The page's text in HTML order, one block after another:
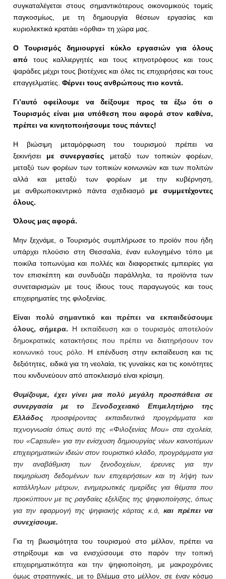
συγκαταλέγεται στους σημαντικότερους οικονομικούς τομείς
παγκοσμίως, με τη δημιουργία θέσεων εργασίας και
κυριολεκτικά κρατάει «όρθια» τη χώρα μας.
Ο Τουρισμός δημιουργεί κύκλο εργασιών για όλους
από τους καλλιεργητές και τους κτηνοτρόφους και τους
ψαράδες μέχρι τους βιοτέχνες και όλες τις επιχειρήσεις και τους
επαγγελματίες. Φέρνει τους ανθρώπους πιο κοντά.
Γι’αυτό οφείλουμε να δείξουμε προς τα έξω ότι ο
Τουρισμός είναι μια υπόθεση που αφορά στον καθένα,
πρέπει να κινητοποιήσουμε τους πάντες!
Η βιώσιμη μεταμόρφωση του τουρισμού πρέπει να
ξεκινήσει μεσυνεργασίες μεταξύ των τοπικών φορέων,
μεταξύ των φορέων των τοπικών κοινωνιών και των πολιτών
αλλά και μεταξύ των φορέων με την κυβέρνηση,
με ανθρωποκεντρικό πάντα σχεδιασμό με συμμετέχοντες
όλους.
Όλους μας αφορά.
Μην ξεχνάμε, ο Τουρισμός συμπλήρωσε το προϊόν που ήδη
υπάρχει πλούσιο στη Θεσσαλία, έναν ευλογημένο τόπο με
ποικίλα τοπωνύμια και πολλές και διαφορετικές εμπειρίες για
τον επισκέπτη και συνδυάζει παράλληλα, τα προϊόντα των
συνεταιρισμών με τους ίδιους τους παραγωγούς και τους
επιχειρηματίες της φιλοξενίας.
Είναι πολύ σημαντικό και πρέπει να εκπαιδεύσουμε
όλους, σήμερα. Η εκπαίδευση και ο τουρισμός αποτελούν
δημοκρατικές κατακτήσεις που πρέπει να διατηρήσουν τον
κοινωνικό τους ρόλο. Η επένδυση στην εκπαίδευση και τις
δεξιότητες, ειδικά για τη νεολαία, τις γυναίκες και τις κοινότητες
που κινδυνεύουν από αποκλεισμό είναι κρίσιμη.
Θυμίζουμε, έχει γίνει μια πολύ μεγάλη προσπάθεια σε
συνεργασία με το Ξενοδοχειακό Επιμελητήριο της
Ελλάδοςπροσφέροντας εκπαιδευτικά προγράμματα και
τεχνογνωσία όπως αυτό της «Φιλοξενίας Mou»στα σχολεία,
του «Capsule» για την ενίσχυση δημιουργίας νέων καινοτόμων
επιχειρηματικών ιδεών στον τουριστικό κλάδο, προγράμματα για
την αναβάθμιση των ξενοδοχείων,
έρευνες για την
τεκμηρίωση
δεδομένων των επιχειρήσεων και τη λήψη των
κατάλληλων μέτρων, ενημερωτικές ημερίδες για θέματα που
προκύπτουν με τις ραγδαίες εξελίξεις της ψηφιοποίησης, όπως
για την εφαρμογή της ψηφιακής κάρτας κ.ά,και πρέπει να
συνεχίσουμε.
Για τη βιωσιμότητα του τουρισμού στο μέλλον, πρέπει να
στηρίξουμε και να ενισχύσουμε στο παρόν την τοπική
επιχειρηματικότητα και την ψηφιοποίηση, με μακροχρόνιες
όμως στρατηγικές, με το βλέμμα στο μέλλον, σε έναν κόσμο